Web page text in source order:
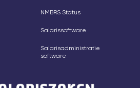
NMBRS Status
Salarissoftware
Salarisadministratie
software